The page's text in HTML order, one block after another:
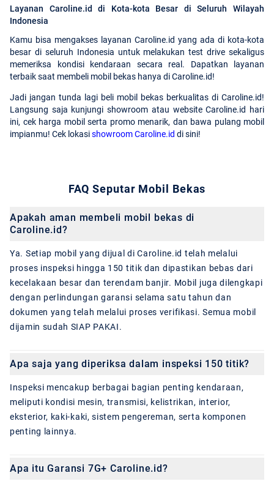
Layanan Caroline.id di Kota-kota Besar di Seluruh Wilayah
Indonesia
Kamu bisa mengakses layanan Caroline.id yang ada di kota-kota
besar di seluruh Indonesia untuk melakukan test drive sekaligus
memeriksa kondisi kendaraan secara real. Dapatkan layanan
terbaik saat membeli mobil bekas hanya di Caroline.id!
Jadi jangan tunda lagi beli mobil bekas berkualitas di Caroline.id!
Langsung saja kunjungi showroom atau website Caroline.id hari
ini, cek harga mobil serta promo menarik, dan bawa pulang mobil
impianmu! Cek lokasishowroom Caroline.id di sini!
FAQ Seputar Mobil Bekas
Apakah aman membeli mobil bekas di
Caroline.id?
Ya. Setiap mobil yang dijual di Caroline.id telah melalui
proses inspeksi hingga 150 titik dan dipastikan bebas dari
kecelakaan besar dan terendam banjir. Mobil juga dilengkapi
dengan perlindungan garansi selama satu tahun dan
dokumen yang telah melalui proses verifikasi. Semua mobil
dijamin sudah SIAP PAKAI.
Apa saja yang diperiksa dalam inspeksi 150 titik?
Inspeksi mencakup berbagai bagian penting kendaraan,
meliputi kondisi mesin, transmisi, kelistrikan, interior,
eksterior, kaki-kaki, sistem pengereman, serta komponen
penting lainnya.
Apa itu Garansi 7G+ Caroline.id?